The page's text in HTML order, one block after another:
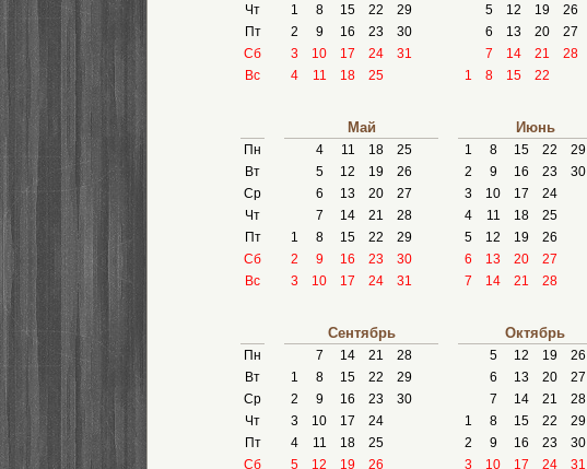
Чт
Пт
Сб
Вс
1
8 15 22
29
2
9 16 23
30
3
10 17 24
31
4
11 18 25
5
12 19
26
6
13 20
27
7
14 21
28
1
8 15 22
Пн
Вт
Ср
Чт
Пт
Сб
Вс
Май
4 11 18
25
5
12 19
26
6
13 20
27
7
14 21
28
1
8 15 22
29
2
9 16 23
30
3
10 17 24 31
Июнь
1 8 15 22
29
2
9 16 23
30
3
10 17
24
4
11 18
25
5
12 19
26
6
13 20
27
7
14 21 28
Пн
Вт
Ср
Чт
Пт
Сб
Сентябрь
7 14 21
28
1
8 15 22
29
2
9 16 23
30
3
10 17
24
4
11 18
25
5
12 19 26
Октябрь
5 12 19
26
6
13 20
27
7
14 21
28
1
8 15 22
29
2
9 16 23
30
3
10 17 24 31